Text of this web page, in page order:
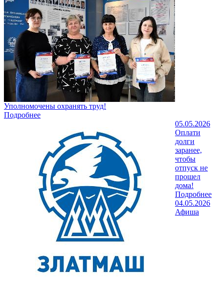
Уполномочены охранять труд!
Подробнее
05.05.2026
Оплати
долги
заранее,
чтобы
отпуск не
прошел
дома!
Подробнее
04.05.2026
Афиша